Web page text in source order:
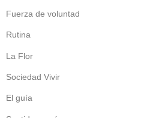
Fuerza de voluntad
Rutina
La Flor
Sociedad Vivir
El guía